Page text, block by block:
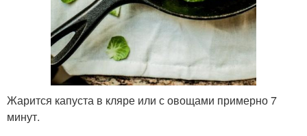
Жарится капуста в кляре или с овощами примерно 7
минут.